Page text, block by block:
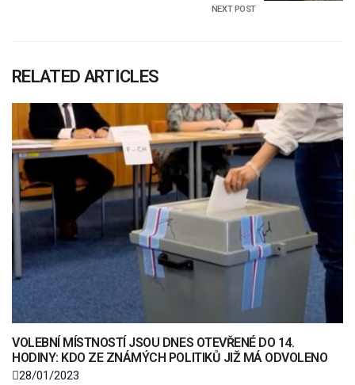
NEXT POST
RELATED ARTICLES
VOLEBNÍ MÍSTNOSTÍ JSOU DNES OTEVŘENÉ DO 14.
HODINY: KDO ZE ZNÁMÝCH POLITIKŮ JIŽ MÁ ODVOLENO
28/01/2023